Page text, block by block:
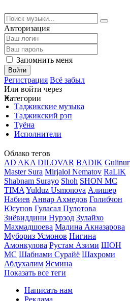
Авторизация
Запомнить меня
Войти
Регистрация Всё забыл
Или войти через
Категории
Таджикские музыка
Таджикский рэп
Туёна
Исполнители
Облако тегов
AD AKA DILOVAR BADIK Gulinur
Master Sura Mirjalol Nematov RaLiK
Shabnam Surayo Shoh SHON MC
TIMA Yulduz Usmonova Алишер
Набиев Анвар Ахмедов Голибчон
Юсупов Гуласал Пулотова
Зиёвиддини Нурзод Зулайхо
Махмадшоева Мадина Акназарова
Мубориз Усмонов Нигина
Амонкулова Рустам Азими ШОН
МС Шабнами Сурайё Шахроми
Абдухалим Ясмина
Показать все теги
Написать нам
Реклама